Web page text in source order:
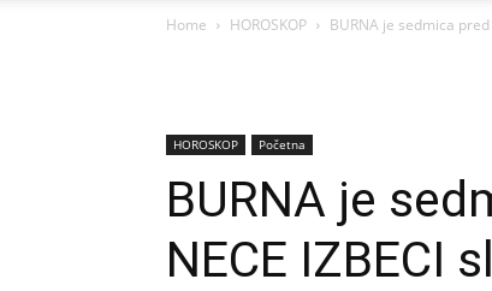
Home HOROSKOP BURNA je sedmica pred
HOROSKOP Početna
BURNA je
NECE IZBECI